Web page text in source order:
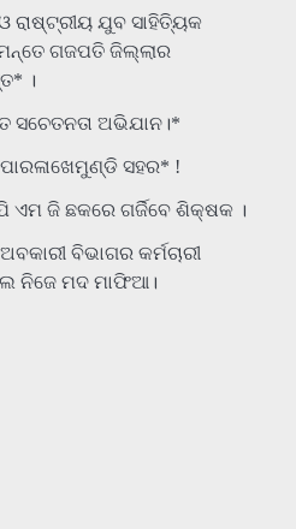
ରାଷ୍ଟ୍ରୀୟ ଯୁବ ସାହିତ୍ୟିକ
ଗଜପତି ଜିଲ୍ଲାର
।
ସଚେତନତା ଅଭିଯାନ।*
ପାରଳାଖେମୁଣ୍ଡି ସହର* !
ଏମ ଜି ଛକରେ ଗର୍ଜିବେ ଶିକ୍ଷକ ।
ବିଭାଗର କର୍ମଚାରୀ
ନିଜେ ମଦ ମାଫିଆ।